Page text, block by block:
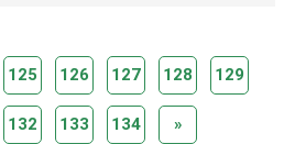
125 126 127 128 129
132 133 134 »